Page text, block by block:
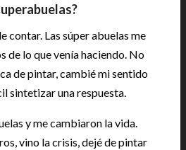
contar. Las súper abuelas me
de lo que venía haciendo. No
de pintar, cambié mi sentido
sintetizar una respuesta.
y me cambiaron la vida.
vino la crisis, dejé de pintar